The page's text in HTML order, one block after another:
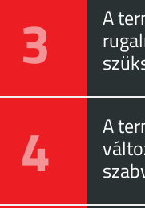
3 A
4 A